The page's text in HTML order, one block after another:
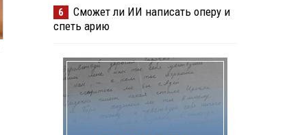
6
Сможет ли ИИ написать оперу и
спеть арию